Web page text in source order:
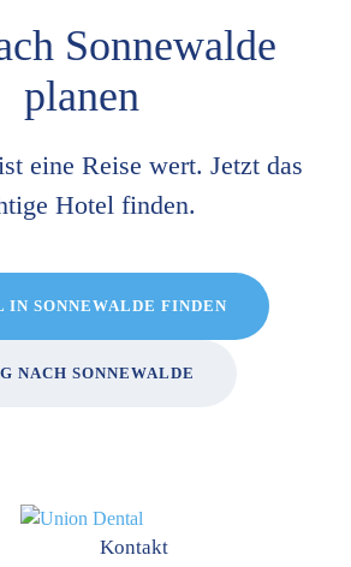
Sonnewalde
planen
eine Reise wert. Jetzt das
Hotel finden.
IN SONNEWALDE FINDEN
NACH SONNEWALDE
Kontakt